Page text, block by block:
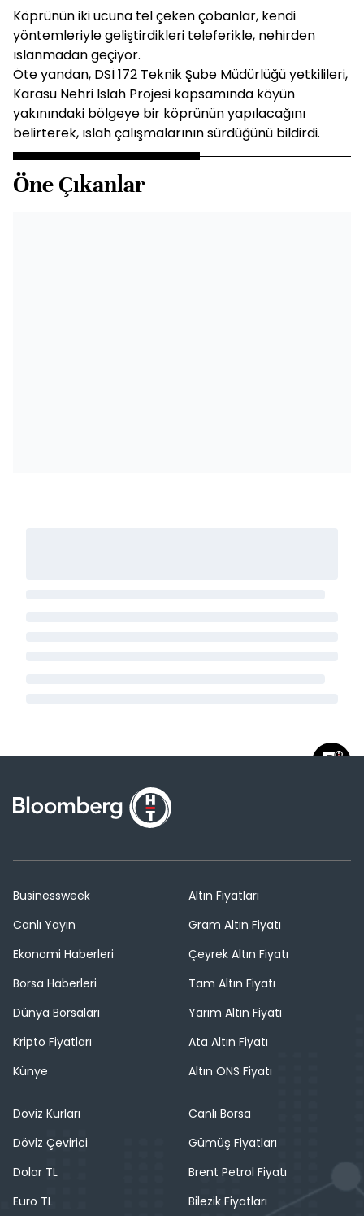
Köprünün iki ucuna tel çeken çobanlar, kendi
yöntemleriyle geliştirdikleri teleferikle, nehirden
ıslanmadan geçiyor.
Öte yandan, DSİ 172 Teknik Şube Müdürlüğü yetkilileri,
Karasu Nehri Islah Projesi kapsamında köyün
yakınındaki bölgeye bir köprünün yapılacağını
belirterek, ıslah çalışmalarının sürdüğünü bildirdi.
Öne Çıkanlar
Businessweek
Canlı Yayın
Ekonomi Haberleri
Borsa Haberleri
Dünya Borsaları
Kripto Fiyatları
Künye
Altın Fiyatları
Gram Altın Fiyatı
Çeyrek Altın Fiyatı
Tam Altın Fiyatı
Yarım Altın Fiyatı
Ata Altın Fiyatı
Altın ONS Fiyatı
Döviz Kurları
Döviz Çevirici
Dolar TL
Euro TL
Canlı Borsa
Gümüş Fiyatları
Brent Petrol Fiyatı
Bilezik Fiyatları